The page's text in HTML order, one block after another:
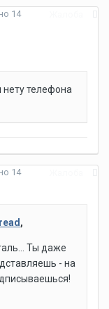
14
нету телефона
14
,
Ты даже
- на